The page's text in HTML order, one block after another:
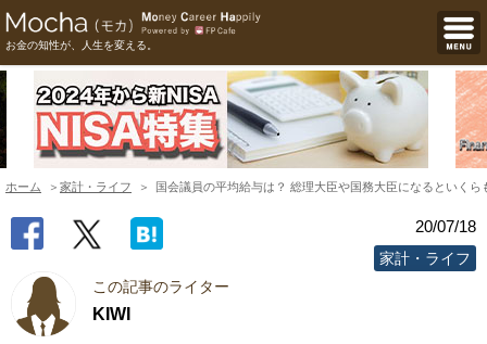
お金の知性が、人生を変える。
ホーム 家計・ライフ 国会議員の平均給与は？ 総理大臣や国務大臣になるといくら
20/07/18
家計・ライフ
この記事のライター
KIWI